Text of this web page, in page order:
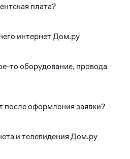
плата?
интернет Дом.ру
то оборудование, провода
после оформления заявки?
и телевидения Дом.ру